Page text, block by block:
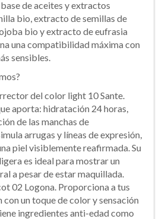
de aceites y extractos
bio, extracto de semillas de
bio y extracto de eufrasia
una compatibilidad máxima con
sensibles.
del color light 10 Sante.
aporta: hidratación 24 horas,
de las manchas de
arrugas y líneas de expresión,
piel visiblemente reafirmada. Su
es ideal para mostrar un
a pesar de estar maquillada.
02 Logona. Proporciona a tus
un toque de color y sensación
ingredientes anti-edad como